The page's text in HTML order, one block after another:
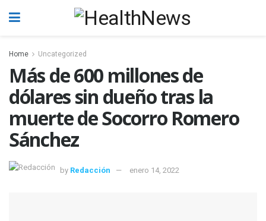
Home Uncategorized
Más de 600 millones de
dólares sin dueño tras la
muerte de Socorro Romero
Sánchez
by Redacción enero 14, 2022